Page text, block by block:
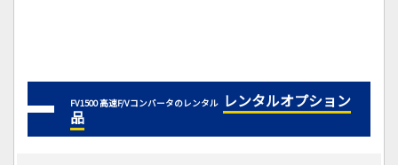
FV1500 高速F/Vコンバータのレンタル レンタルオプション
品